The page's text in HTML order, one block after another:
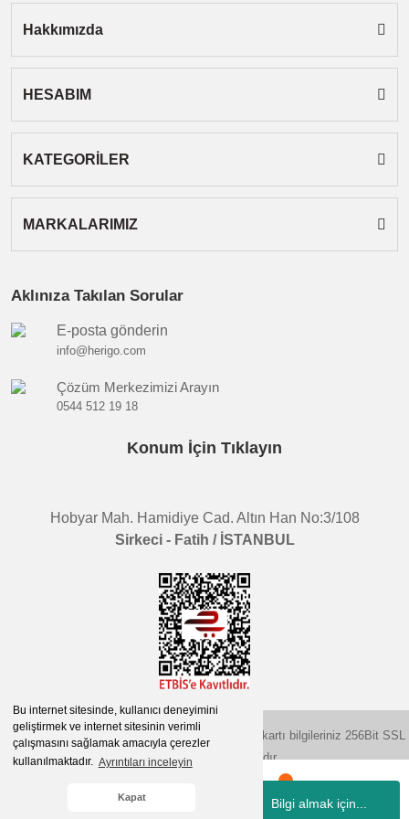
Bu internet sitesinde, kullanıcı deneyimini
geliştirmek ve internet sitesinin verimli
çalışmasını sağlamak amacıyla çerezler
kullanılmaktadır. Ayrıntıları inceleyin
Kapat Bilgi almak için...
Gönder
Hakkımızda
HESABIM
KATEGORİLER
MARKALARIMIZ
Aklınıza Takılan Sorular
E-posta gönderin
info@herigo.com
Çözüm Merkezimizi Arayın
0544 512 19 18
Konum İçin Tıklayın
Hobyar Mah. Hamidiye Cad. Altın Han No:3/108
Sirkeci - Fatih / İSTANBUL
2015 © herigo.com | Tüm Hakları Saklıdır. Kredi kartı bilgileriniz 256Bit SSL
sertifikası ile korunmaktadır.
Sepetim
İletişim